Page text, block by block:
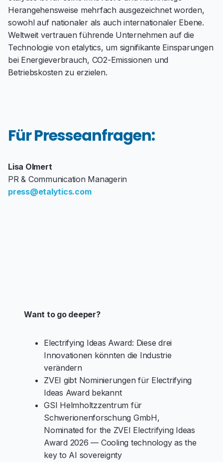
Herangehensweise mehrfach ausgezeichnet worden,
sowohl auf nationaler als auch internationaler Ebene.
Weltweit vertrauen führende Unternehmen auf die
Technologie von etalytics, um signifikante Einsparungen
bei Energieverbrauch, CO2-Emissionen und
Betriebskosten zu erzielen.
Für Presseanfragen:
Lisa Olmert
PR & Communication Managerin
press@etalytics.com
Want to go deeper?
Electrifying Ideas Award: Diese drei
Innovationen könnten die Industrie
verändern
ZVEI gibt Nominierungen für Electrifying
Ideas Award bekannt
GSI Helmholtzzentrum für
Schwerionenforschung GmbH,
Nominated for the ZVEI Electrifying Ideas
Award 2026 — Cooling technology as the
key to AI sovereignty